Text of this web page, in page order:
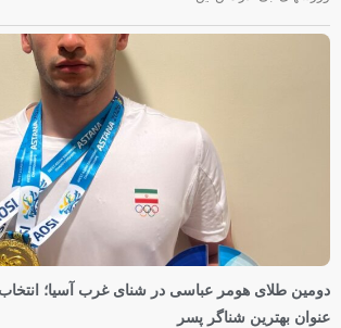
دومین طلای هومر عباسی در شنای غرب آسیا؛ انتخاب
عنوان بهترین شناگر پسر